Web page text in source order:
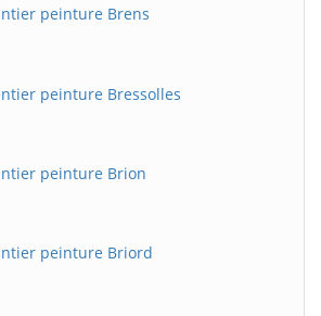
peinture Brens
peinture Bressolles
peinture Brion
peinture Briord